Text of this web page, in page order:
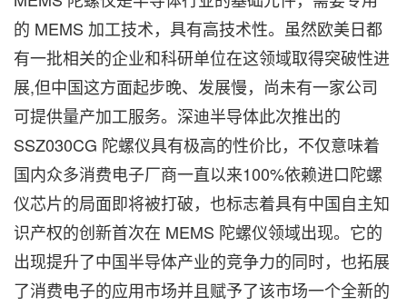
的 MEMS 加工技术，具有高技术性。虽然欧美日都
有一批相关的企业和科研单位在这领域取得突破性进
展,但中国这方面起步晚、发展慢，尚未有一家公司
可提供量产加工服务。深迪半导体此次推出的
SSZ030CG 陀螺仪具有极高的性价比，不仅意味着
国内众多消费电子厂商一直以来100%依赖进口陀螺
仪芯片的局面即将被打破，也标志着具有中国自主知
识产权的创新首次在 MEMS 陀螺仪领域出现。它的
出现提升了中国半导体产业的竞争力的同时，也拓展
了消费电子的应用市场并且赋予了该市场一个全新的